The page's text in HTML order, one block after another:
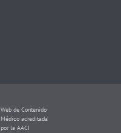
Web de Contenido
Médico acreditada
por la AACI